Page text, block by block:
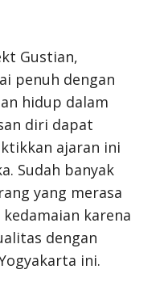
Gustian,
penuh dengan
hidup dalam
diri dapat
ajaran ini
Sudah banyak
yang merasa
karena
dengan
ini.